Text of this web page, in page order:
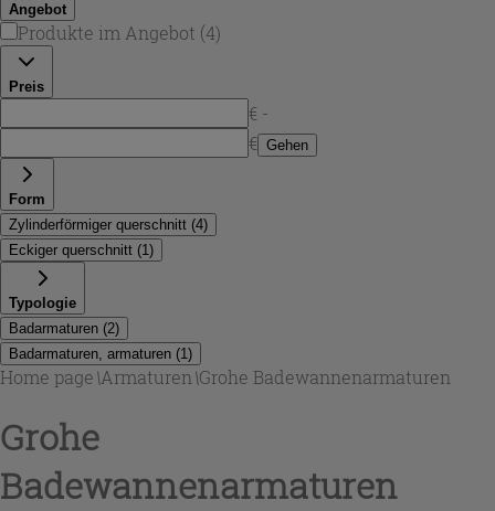
Angebot
Produkte im Angebot (4)
Preis
€ -
€ Gehen
Form
Zylinderförmiger querschnitt (4)
Eckiger querschnitt (1)
Typologie
Badarmaturen (2)
Badarmaturen, armaturen (1)
Home page\Armaturen \Grohe Badewannenarmaturen
Grohe
Badewannenarmaturen